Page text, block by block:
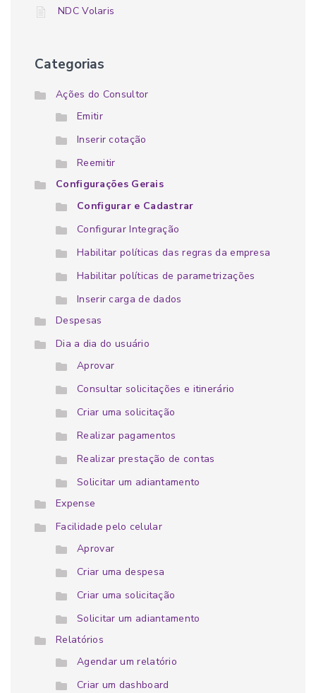
NDC Volaris
Categorias
Ações do Consultor
Emitir
Inserir cotação
Reemitir
Configurações Gerais
Configurar e Cadastrar
Configurar Integração
Habilitar políticas das regras da empresa
Habilitar políticas de parametrizações
Inserir carga de dados
Despesas
Dia a dia do usuário
Aprovar
Consultar solicitações e itinerário
Criar uma solicitação
Realizar pagamentos
Realizar prestação de contas
Solicitar um adiantamento
Expense
Facilidade pelo celular
Aprovar
Criar uma despesa
Criar uma solicitação
Solicitar um adiantamento
Relatórios
Agendar um relatório
Criar um dashboard